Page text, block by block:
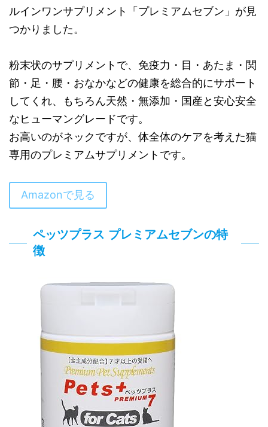
ルインワンサプリメント「プレミアムセブン」が見
つかりました。
粉末状のサプリメントで、免疫力・目・あたま・関
節・足・腰・おなかなどの健康を総合的にサポート
してくれ、もちろん天然・無添加・国産と安心安全
なヒューマングレードです。
お高いのがネックですが、体全体のケアを考えた猫
専用のプレミアムサプリメントです。
Amazonで見る
ペッツプラス プレミアムセブンの特
徴